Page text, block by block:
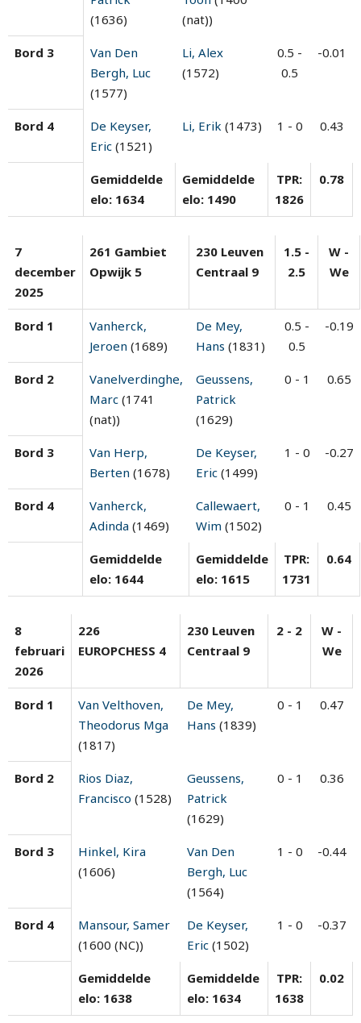
(1636)
(nat))
Bord 3
Van Den
Bergh, Luc
(1577)
Li, Alex
(1572)
0.5 -
0.5
-0.01
Bord 4
De Keyser,
Eric (1521)
Li, Erik (1473) 1 - 0 0.43
Gemiddelde
elo: 1634
Gemiddelde
elo: 1490
TPR:
1826
0.78
7
december
2025
261 Gambiet
Opwijk 5
230 Leuven
Centraal 9
1.5 -
2.5
W -
We
Bord 1
Vanherck,
Jeroen (1689)
De Mey,
Hans (1831)
0.5 -
0.5
-0.19
Bord 2
Vanelverdinghe,
Marc (1741
(nat))
Geussens,
Patrick
(1629)
0 - 1 0.65
Bord 3
Van Herp,
Berten (1678)
De Keyser,
Eric (1499)
1 - 0 -0.27
Bord 4
Vanherck,
Adinda (1469)
Callewaert,
Wim (1502)
0 - 1 0.45
Gemiddelde
elo: 1644
Gemiddelde
elo: 1615
TPR:
1731
0.64
8
februari
2026
226
EUROPCHESS 4
230 Leuven
Centraal 9
2 - 2
W -
We
Bord 1
Van Velthoven,
Theodorus Mga
(1817)
De Mey,
Hans (1839)
0 - 1 0.47
Bord 2
Rios Diaz,
Francisco (1528)
Geussens,
Patrick
(1629)
0 - 1 0.36
Bord 3
Hinkel, Kira
(1606)
Van Den
Bergh, Luc
(1564)
1 - 0 -0.44
Bord 4
Mansour, Samer
(1600 (NC))
De Keyser,
Eric (1502)
1 - 0 -0.37
Gemiddelde
elo: 1638
Gemiddelde
elo: 1634
TPR:
1638
0.02